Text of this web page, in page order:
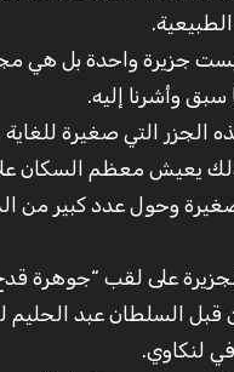
الطبيعية.
جزيرة واحدة بل هي
سبق وأشرنا إليه.
الجزر التي صغيرة للغاية
يعيش معظم السكان
وحول عدد كبير من
على لقب “جوهرة
من قبل السلطان عبد
لنكاوي.